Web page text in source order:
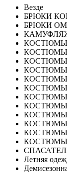
Везде
БРЮКИ
БРЮКИ
КОСТЮМЫ
КОСТЮМЫ
КОСТЮМЫ
КОСТЮМЫ
КОСТЮМЫ
КОСТЮМЫ
КОСТЮМЫ
КОСТЮМЫ
КОСТЮМЫ
КОСТЮМЫ
КОСТЮМЫ
Летняя